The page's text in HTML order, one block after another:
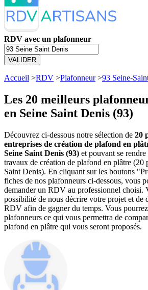
RDV avec un plafonneur
VALIDER
Accueil >RDV >Plafonneur>93 Seine-
Les 20 meilleurs
en Seine Saint Denis (93)
Découvrez ci-dessous notre sélection de 20
entreprises de création de plafond en
Seine Saint Denis (93) et pouvant se
travaux de création de plafond en plâtre (20
Saint Denis). En cliquant sur les boutons
fiches de nos plafonneurs ci-dessous, vous
demander un RDV au professionnel choisi.
possibilité de nous décrire votre projet et de
RDV afin de gagner du temps. Vous
plafonneurs ce qui vous permettra de
plafond en plâtre qui vous seront proposés.